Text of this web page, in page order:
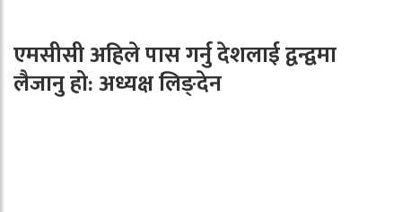
एमसीसी अहिले पास गर्नु देशलाई द्वन्द्वमा
लैजानु हो: अध्यक्ष लिङ्देन